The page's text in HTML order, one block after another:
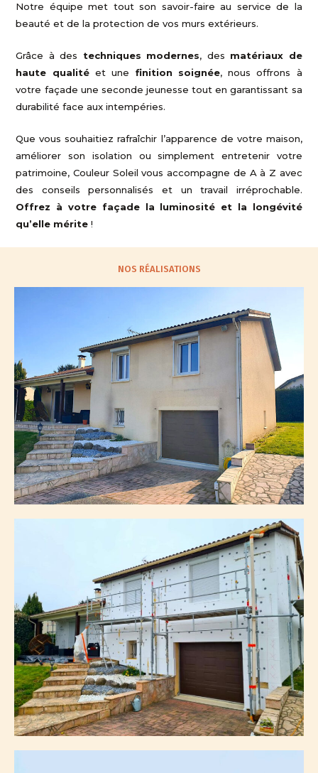
Notre équipe met tout son savoir-faire au service de la
beauté et de la protection de vos murs extérieurs.
Grâce à des techniques modernes, des matériaux de
haute qualitéet une finition soignée, nous offrons à
votre façade une seconde jeunesse tout en garantissant sa
durabilité face aux intempéries.
Que vous souhaitiez rafraîchir l’apparence de votre maison,
améliorer son isolation ou simplement entretenir votre
patrimoine, Couleur Soleil vous accompagne de A à Z avec
des conseils personnalisés et un travail irréprochable.
Offrez à votre façade la luminosité et la longévité
qu’elle mérite !
NOS RÉALISATIONS